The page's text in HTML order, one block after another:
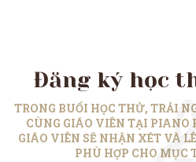
Đăng ký học
TRONG BUỔI HỌC THỬ, TRẢI
CÙNG GIÁO VIÊN TẠI PIANO
GIÁO VIÊN SẼ NHẬN XÉT VÀ
PHÙ HỢP CHO MỤC